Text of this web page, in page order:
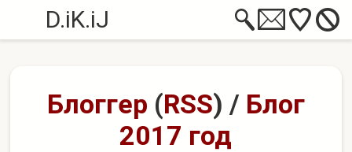
D.iK.iJ
Блоггер (RSS) / Блог
2017 год